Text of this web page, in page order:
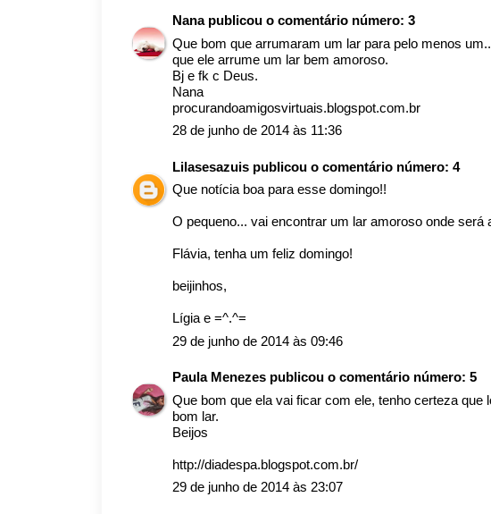
Nana publicou o comentário número: 3
Que bom que arrumaram um lar para pelo menos
que ele arrume um lar bem amoroso.
Bj e fk c Deus.
Nana
procurandoamigosvirtuais.blogspot.com.br
28 de junho de 2014 às 11:36
Lilasesazuis publicou o comentário número: 4
Que notícia boa para esse domingo!!
O pequeno... vai encontrar um lar amoroso onde será
Flávia, tenha um feliz domingo!
beijinhos,
Lígia e =^.^=
29 de junho de 2014 às 09:46
Paula Menezes publicou o comentário número: 5
Que bom que ela vai ficar com ele, tenho certeza que
bom lar.
Beijos
http://diadespa.blogspot.com.br/
29 de junho de 2014 às 23:07